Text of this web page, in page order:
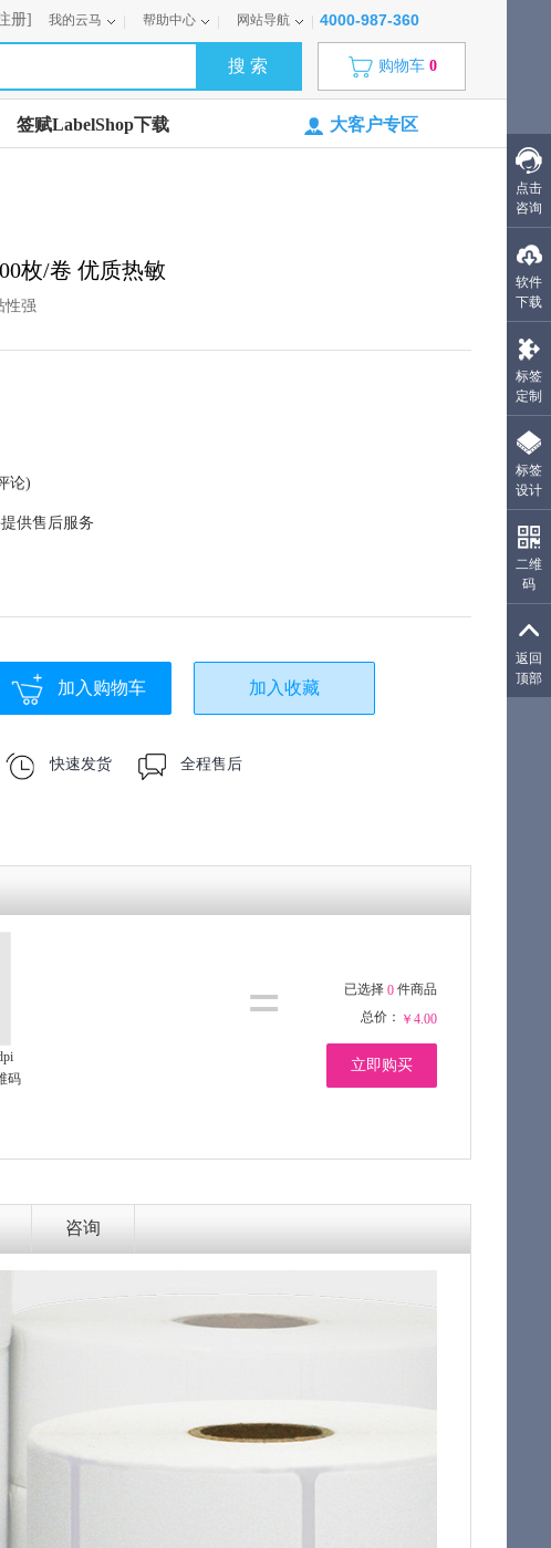
册] 我的云马 帮助中心 网站导航 4000-987-360
购物车 0
签赋LabelShop下载 大客户专区
枚/卷 优质热敏
性强
论)
供售后服务
加入购物车 加入收藏
快速发货 全程售后
码
已选择 0 件商品
总价： ￥4.00
立即购买
咨询
点击
咨询
软件
下载
标签
定制
标签
设计
二维
码
生成
返回
顶部